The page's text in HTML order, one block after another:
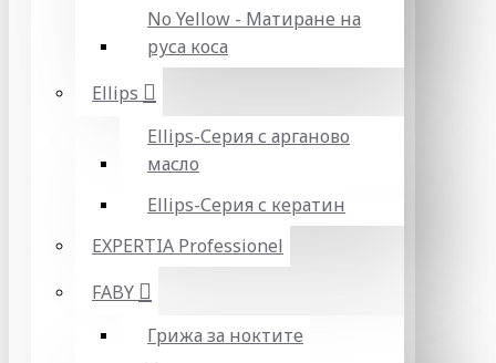
No Yellow - Матиране на
руса коса
Ellips
Ellips-Серия с арганово
масло
Ellips-Серия с кератин
EXPERTIA Professionel
FABY
Грижа за ноктите